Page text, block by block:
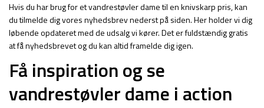
Hvis du har brug for et vandrestøvler dame til en knivskarp pris, kan
du tilmelde dig vores nyhedsbrev nederst på siden. Her holder vi dig
løbende opdateret med de udsalg vi kører. Det er fuldstændig gratis
at få nyhedsbrevet og du kan altid framelde dig igen.
Få inspiration og se
vandrestøvler dame i action